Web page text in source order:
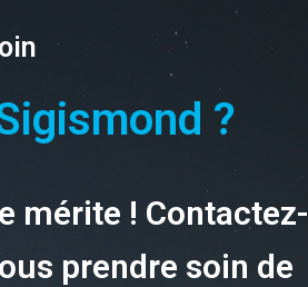
?
mérite ! Contactez-
prendre soin de